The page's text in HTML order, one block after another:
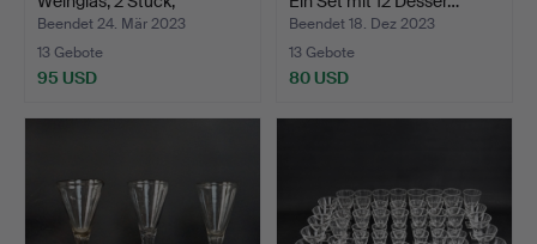
"Nobelser…
Beendet 24. Mär 2023
13 Gebote
95 USD
Beendet 18. Dez 2023
13 Gebote
80 USD